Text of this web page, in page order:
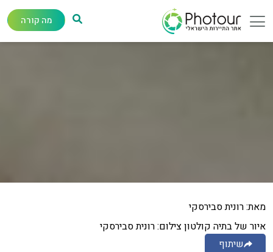
מה קורה
מאת: רונית סבירסקי
איור של בתיה קולטון צילום: רונית סבירסקי
שיתוף